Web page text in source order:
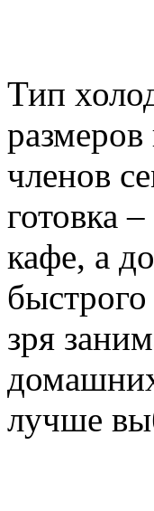
Тип
размеров
членов
готовка
кафе, а
зря
лучше